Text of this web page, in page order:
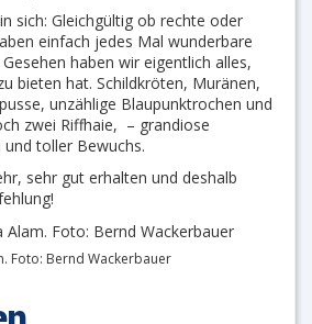
sich: Gleichgültig ob rechte oder
einfach jedes Mal wunderbare
haben wir eigentlich alles,
bieten hat. Schildkröten, Muränen,
unzählige Blaupunktrochen und
zwei Riffhaie, – grandiose
toller Bewuchs.
sehr gut erhalten und deshalb
Foto: Bernd Wackerbauer